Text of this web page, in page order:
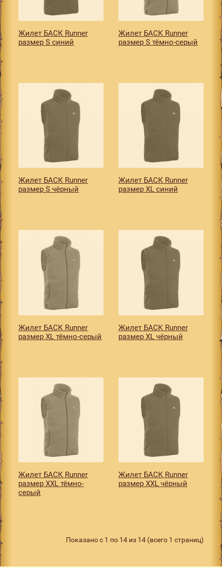
Жилет БАСК Runner
размер S синий
Жилет БАСК Runner
размер S тёмно-серый
Жилет БАСК Runner
размер S чёрный
Жилет БАСК Runner
размер XL синий
Жилет БАСК Runner
размер XL тёмно-серый
Жилет БАСК Runner
размер XL чёрный
Жилет БАСК Runner
размер XXL тёмно-
серый
Жилет БАСК Runner
размер XXL чёрный
Показано с 1 по 14 из 14 (всего 1 страниц)